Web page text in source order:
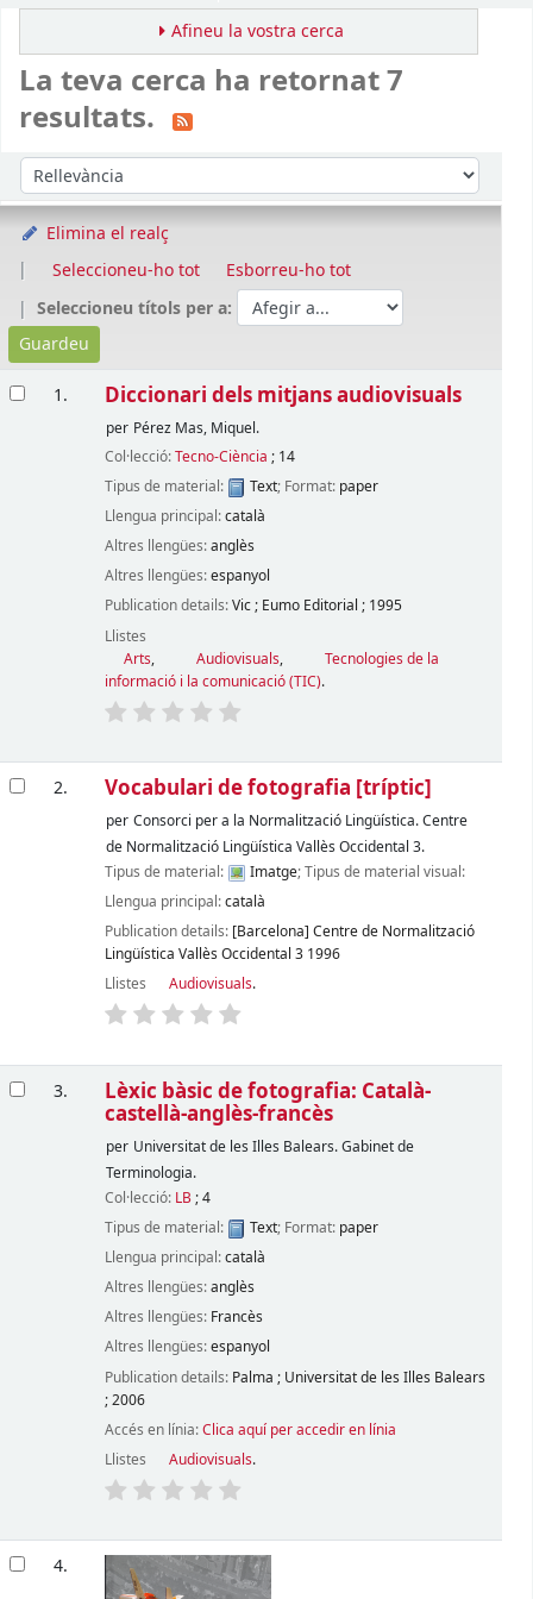
Afineu la vostra cerca
La teva cerca ha retornat 7
resultats.
Ordeneu per:
Elimina el realç
Seleccioneu-ho tot
Esborreu-ho tot
Seleccioneu títols per a:
1. Diccionari dels mitjans audiovisuals
per Pérez Mas, Miquel.
Col·lecció:Tecno-Ciència ; 14
Tipus de material:
Text; Format: paper
Llengua principal:català
Altres llengües:anglès
Altres llengües:espanyol
Publication details:Vic; Eumo Editorial ; 1995
Llistes
Arts, Audiovisuals,
Tecnologies de la
informació i la comunicació (TIC).
2. Vocabulari de fotografia [tríptic]
per Consorci per a la Normalització Lingüística. Centre
de Normalització Lingüística Vallès Occidental 3.
Tipus de material:
Imatge; Tipus de material visual:
Llengua principal:català
Publication details: [Barcelona] Centre de Normalització
Lingüística Vallès Occidental 3 1996
Llistes
Audiovisuals.
3. Lèxic bàsic de fotografia: Català-
castellà-anglès-francès
per Universitat de les Illes Balears. Gabinet de
Terminologia.
Col·lecció: LB; 4
Tipus de material:
Text; Format: paper
Llengua principal:català
Altres llengües:anglès
Altres llengües: Francès
Altres llengües:espanyol
Publication details: Palma ; Universitat de les Illes Balears
;2006
Accés en línia:Clica aquí per accedir en línia
Llistes
Audiovisuals.
4.